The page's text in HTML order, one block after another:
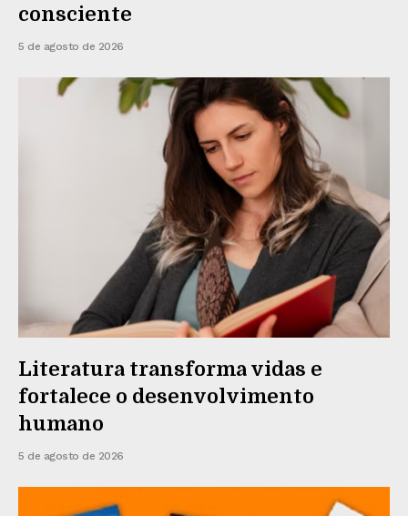
consciente
5 de agosto de 2026
Literatura transforma vidas e
fortalece o desenvolvimento
humano
5 de agosto de 2026